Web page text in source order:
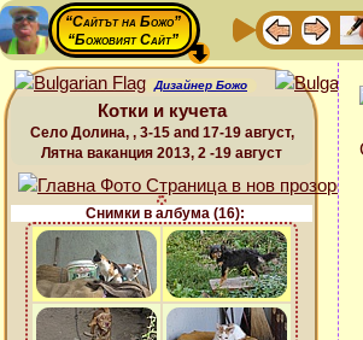
“Сайтът на Божо”
“Божовият Сайт”
Дизайнер Божо
Котки и кучета
Село Долина, , 3-15 and 17-19 август,
Лятна ваканция 2013, 2 -19 август
Снимки в албума (16):